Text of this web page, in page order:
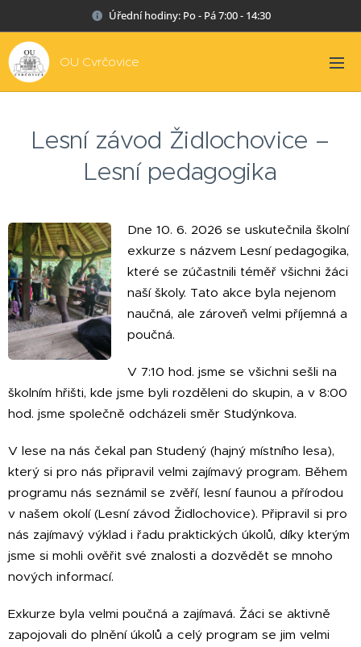
Úřední hodiny: Po - Pá 7:00 - 14:30
OU Cvrčovice
Lesní závod Židlochovice –
Lesní pedagogika
Dne 10. 6. 2026 se uskutečnila školní
exkurze s názvem Lesní pedagogika,
které se zúčastnili téměř všichni žáci
naší školy. Tato akce byla nejenom
naučná, ale zároveň velmi příjemná a
poučná.
V 7:10 hod. jsme se všichni sešli na
školním hřišti, kde jsme byli rozděleni do skupin, a v 8:00
hod. jsme společně odcházeli směr Studýnkova.
V lese na nás čekal pan Studený (hajný místního lesa),
který si pro nás připravil velmi zajímavý program. Během
programu nás seznámil se zvěří, lesní faunou a přírodou
v našem okolí (Lesní závod Židlochovice). Připravil si pro
nás zajímavý výklad i řadu praktických úkolů, díky kterým
jsme si mohli ověřit své znalosti a dozvědět se mnoho
nových informací.
Exkurze byla velmi poučná a zajímavá. Žáci se aktivně
zapojovali do plnění úkolů a celý program se jim velmi